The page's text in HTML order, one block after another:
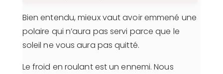
Bien entendu, mieux vaut avoir emmené une
polaire qui n’aura pas servi parce que le
soleil ne vous aura pas quitté.
Le froid en roulant est un ennemi. Nous